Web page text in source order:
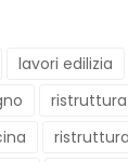
lavori edilizia